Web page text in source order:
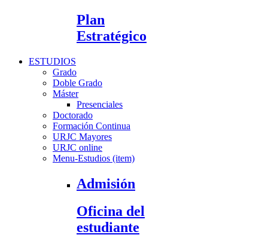
Plan
Estratégico
ESTUDIOS
Grado
Doble Grado
Máster
Presenciales
Doctorado
Formación Continua
URJC Mayores
URJC online
Menu-Estudios (item)
Admisión
Oficina del
estudiante